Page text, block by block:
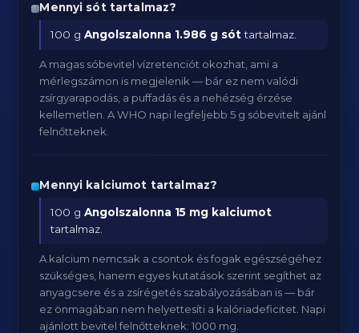
Mennyi sót tartalmaz?
100 gAngolszalonna 1.986 g sóttartalmaz.
A magas sóbevitel vízretenciót okozhat, ami a
mérlegszámon is megjelenik — bár ez nem valódi
zsírgyarapodás, a puffadás és a nehézség érzése
kellemetlen. A WHO napi legfeljebb 5 g sóbevitelt ajánl
felnőtteknek.
Mennyi kalciumot tartalmaz?
100 gAngolszalonna 15 mg kalciumot
tartalmaz.
A kalcium nemcsak a csontok és fogak egészségéhez
szükséges, hanem egyes kutatások szerint segíthet az
anyagcsere és a zsírégetés szabályozásában is — bár
ez önmagában nem helyettesíti a kalóriadeficitet. Napi
ajánlott bevitel felnőtteknek: 1000 mg.